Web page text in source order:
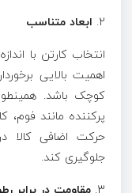
2. ابعاد متناسب
انتخاب کارتن با
اهمیت بالایی
کوچک باشد.
پرکننده مانند فوم،
حرکت اضافی کالا
جلوگیری کند.